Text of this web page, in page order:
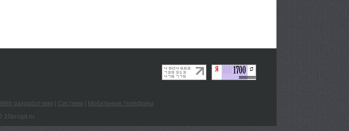
Web разработчику| Система | Мобильные телефоны
10proga.ru